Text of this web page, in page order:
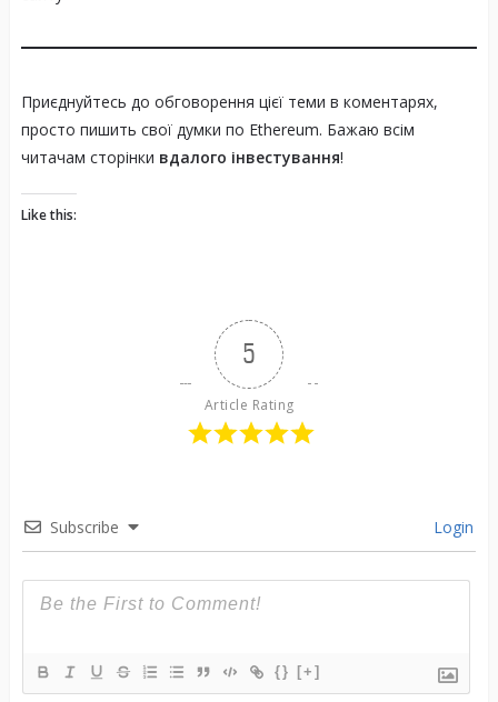
Приєднуйтесь до обговорення цієї теми в коментарях,
просто пишить свої думки по Ethereum. Бажаю всім
читачам сторінки вдалого інвестування!
Like this:
5
Article Rating
Subscribe Login
{} [+]